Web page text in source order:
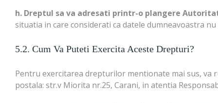
h. Dreptul sa va adresati printr-o plangere
situatia in care considerati ca datele dumneavoastra
5.2. Cum Va Puteti Exercita Aceste Drepturi?
Pentru exercitarea drepturilor mentionate mai sus, va
postala: str.v Miorita nr.25, Carani, in atentia